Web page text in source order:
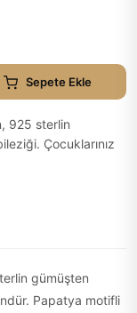
Sepete Ekle
925 sterlin
Çocuklarınız
gümüşten
Papatya motifli